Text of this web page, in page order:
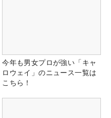
今年も男女プロが強い「キャ
ロウェイ」のニュース一覧は
こちら！